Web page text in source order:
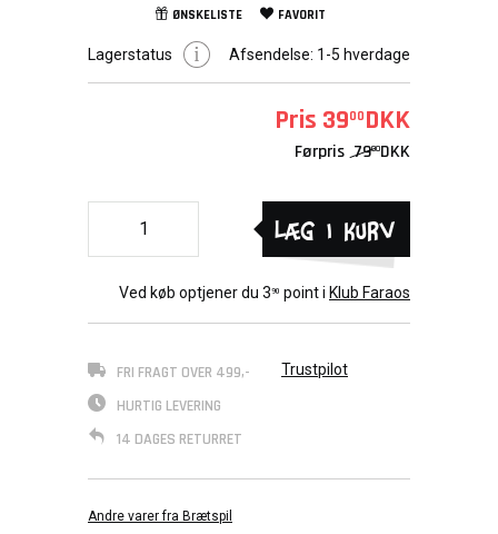
ØNSKELISTE FAVORIT
Lagerstatus Afsendelse: 1-5 hverdage
Pris 3900 DKK
Førpris 7900DKK
Læg i kurv
Ved køb optjener du 390 point i Klub Faraos
FRI FRAGT OVER 499,-
HURTIG LEVERING
14 DAGES RETURRET
Trustpilot
Andre varer fra Brætspil